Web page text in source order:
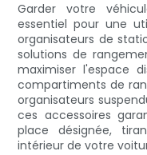
Garder votre
essentiel pour une
organisateurs de
solutions de
maximiser l'espace
compartiments de
organisateurs
ces accessoires
place désignée,
intérieur de votre